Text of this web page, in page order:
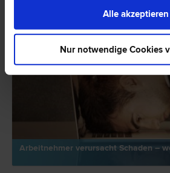
Alle akzeptieren
Nur notwendige Cookies
Arbeitnehmer verursacht Schaden –